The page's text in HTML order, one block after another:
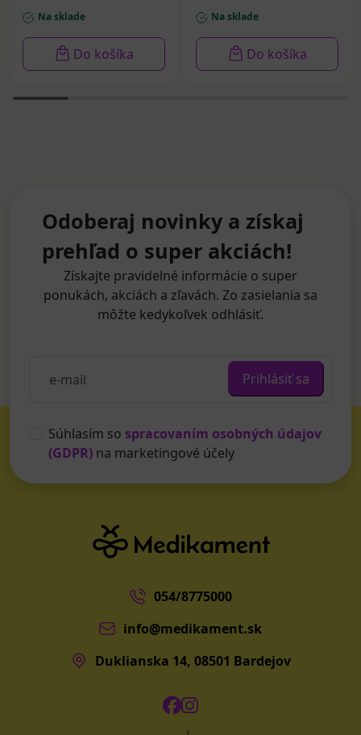
Na sklade
Do košíka
Na sklade
Do košíka
Odoberaj novinky a získaj
prehľad o super akciách!
Získajte pravidelné informácie o super
ponukách, akciách a zľavách. Zo zasielania sa
môžte kedykoľvek odhlásiť.
Prihlásiť sa
Súhlasím so spracovaním osobných údajov
(GDPR) na marketingové účely
054/8775000
info@medikament.sk
Duklianska 14, 08501 Bardejov